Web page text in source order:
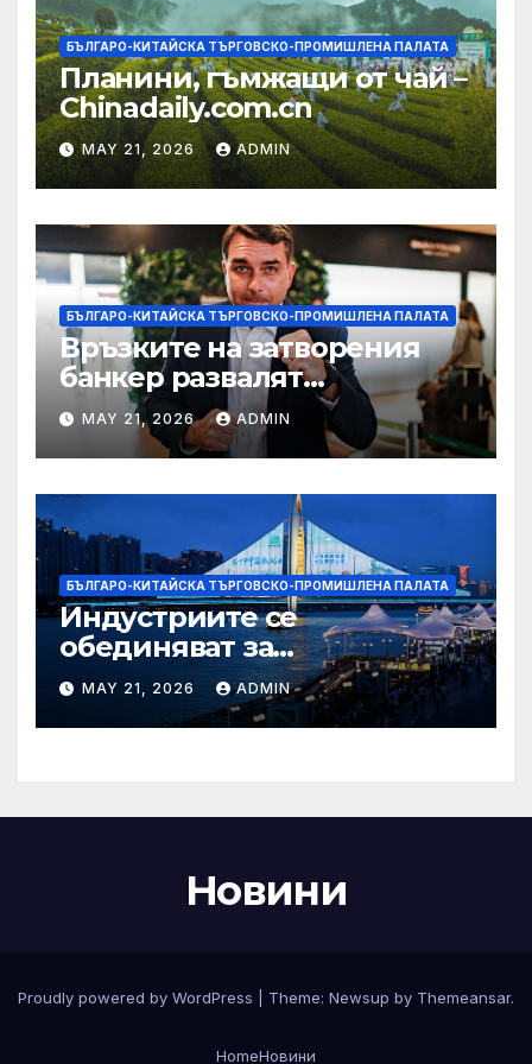
БЪЛГАРО-КИТАЙСКА ТЪРГОВСКО-ПРОМИШЛЕНА ПАЛАТА
Планини, гъмжащи от чай –
Chinadaily.com.cn
MAY 21, 2026 ADMIN
БЪЛГАРО-КИТАЙСКА ТЪРГОВСКО-ПРОМИШЛЕНА ПАЛАТА
Връзките на затворения
банкер развалят
надеждите на Флавио
Болсонаро за президент на
Бразилия
MAY 21, 2026 ADMIN
БЪЛГАРО-КИТАЙСКА ТЪРГОВСКО-ПРОМИШЛЕНА ПАЛАТА
Индустриите се
обединяват за
висококачествен растеж на
културния и
туристическия сектор
MAY 21, 2026 ADMIN
Новини
Proudly powered by WordPress Theme: Newsup by Themeansar.
HomeНовини